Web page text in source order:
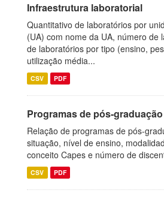
Infraestrutura laboratorial
Quantitativo de laboratórios por
(UA) com nome da UA, número de
de laboratórios por tipo (ensino,
utilização média...
CSV PDF
Programas de pós-graduação
Relação de programas de pós-
situação, nível de ensino,
conceito Capes e número de
CSV PDF